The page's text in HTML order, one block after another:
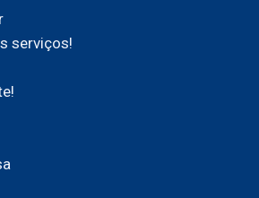
serviços!